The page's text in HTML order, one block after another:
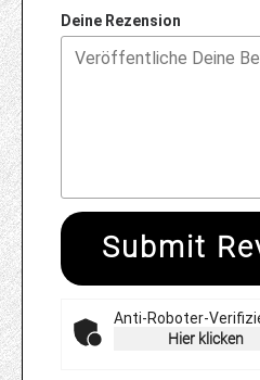
Deine Rezension
Submit
Anti-Roboter-
Hier klicken